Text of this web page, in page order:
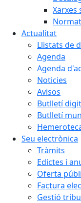
Xarxes
Actualitat
Llistats de
Agenda
Agenda
Noticies
Avisos
Butlletí
Butlletí
Seu electrònica
Tràmits
Edictes i
Oferta
Factura
Gestió